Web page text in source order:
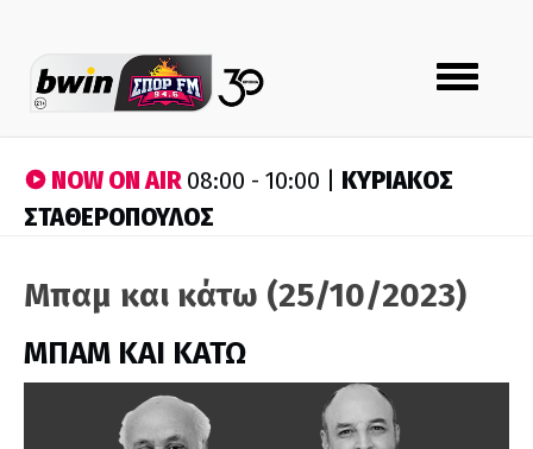
Toggle
navigation
NOW ON AIR08:00 - 10:00 | ΚΥΡΙΑΚΟΣ
ΣΤΑΘΕΡΟΠΟΥΛΟΣ
Μπαμ και κάτω (25/10/2023)
ΜΠΑΜ ΚΑΙ ΚΑΤΩ